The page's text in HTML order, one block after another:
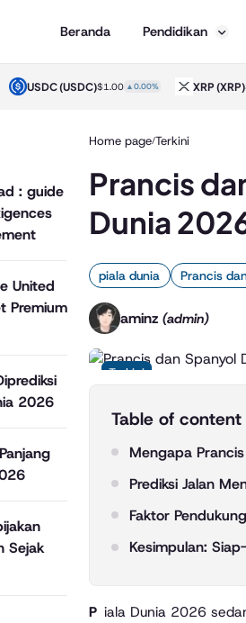
Beranda Pendidikan
USDC(USDC)$1.00▲0.00% XRP(XRP) $1.04
: guide
United
Premium
2026
Sejak
Home page/Terkini
Prancis
Dunia
piala dunia Prancis
aminz (admin)
Terkini
Table of content
Mengapa
Prediksi Jalan
Faktor
Kesimpulan:
Piala Dunia 2026 sedang berlangsung seru di Amerika Utara, dan pembicaraan soal siapa yang bakal angkat trofi